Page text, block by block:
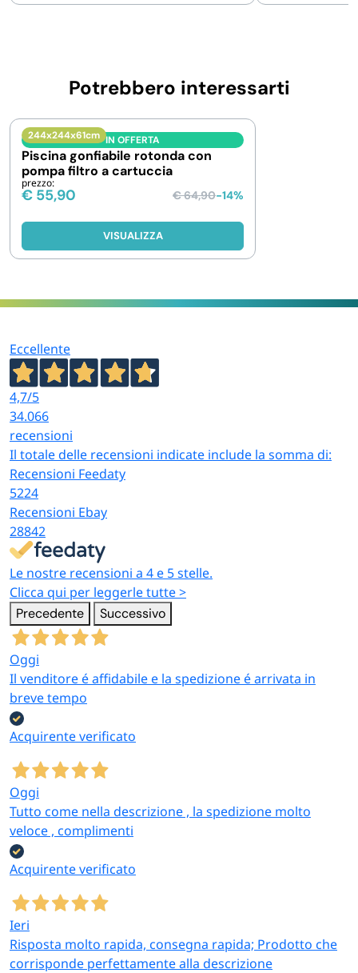
Potrebbero interessarti
IN OFFERTA
244x244x61cm
Piscina gonfiabile rotonda con
pompa filtro a cartuccia
prezzo:
€ 55,90 €64,90-14%
VISUALIZZA
Eccellente
4,7/5
34.066
recensioni
Il totale delle recensioni indicate include la somma di:
Recensioni Feedaty
5224
Recensioni Ebay
28842
Le nostre recensioni a 4 e 5 stelle.
Clicca qui per leggerle tutte >
Precedente Successivo
Oggi
Il venditore é affidabile e la spedizione é arrivata in
breve tempo
Acquirente verificato
Oggi
Tutto come nella descrizione , la spedizione molto
veloce , complimenti
Acquirente verificato
Ieri
Risposta molto rapida, consegna rapida; Prodotto che
corrisponde perfettamente alla descrizione